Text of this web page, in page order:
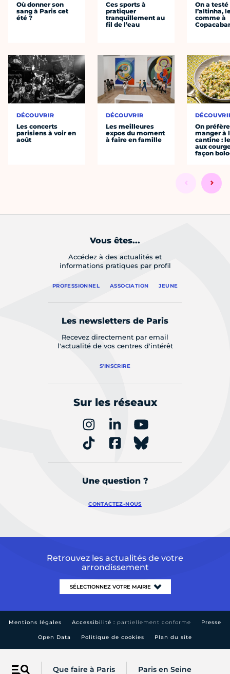
Que faire à Paris Paris en Seine
Où donner son
sang à Paris cet
été ?
DÉCOUVRIR
Les concerts
parisiens à voir en
août
Ces sports à
pratiquer
tranquillement au
fil de l’eau
DÉCOUVRIR
Les meilleures
expos du moment
à faire en famille
On a testé
l’altinha,
comme à
On préfère
manger à
cantine :
aux
façon
Vous êtes...
Accédez à des actualités et
informations pratiques par profil
PROFESSIONNEL ASSOCIATION JEUNE
Les newsletters de Paris
Recevez directement par email
l'actualité de vos centres d'intérêt
S'INSCRIRE
Sur les réseaux
Une question ?
CONTACTEZ-NOUS
Retrouvez les actualités de votre
arrondissement
Mentions légales Accessibilité : partiellement conforme Presse
Open Data Politique de cookies Plan du site